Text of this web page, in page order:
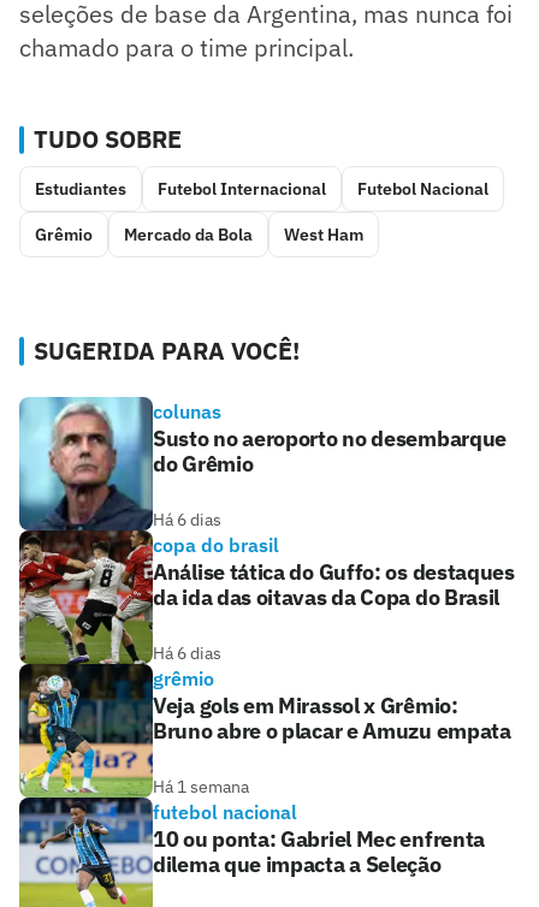
seleções de base da Argentina, mas nunca foi
chamado para o time principal.
TUDO SOBRE
Estudiantes Futebol Internacional Futebol Nacional
Grêmio Mercado da Bola West Ham
SUGERIDA PARA VOCÊ!
colunas
Susto no aeroporto no desembarque
do Grêmio
Há 6 dias
copa do brasil
Análise tática do Guffo: os destaques
da ida das oitavas da Copa do Brasil
Há 6 dias
grêmio
Veja gols em Mirassol x Grêmio:
Bruno abre o placar e Amuzu empata
Há 1 semana
futebol nacional
10 ou ponta: Gabriel Mec enfrenta
dilema que impacta a Seleção